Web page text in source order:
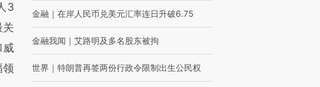
3
金融 ｜ 在岸人民币兑美元汇率连日升破6.75
金融我闻 ｜ 艾路明及多名股东被拘
世界 ｜ 特朗普再签两份行政令限制出生公民权